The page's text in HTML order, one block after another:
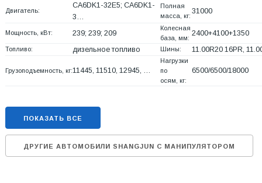
Двигатель:
CA6DK1-32E5; CA6DK1-
3…
Полная
масса, кг:
31000
Мощность, кВт: 239; 239; 209
Колесная
база, мм:
2400+4100+1350
Топливо: дизельное топливо Шины: 11.00R20 16PR,
Грузоподъемность, кг:11445, 11510, 12945, …
Нагрузки
по
осям, кг:
6500/6500/18000
ПОКАЗАТЬ ВСЕ
ДРУГИЕ АВТОМОБИЛИ SHANGJUN С МАНИПУЛЯТОРОМ